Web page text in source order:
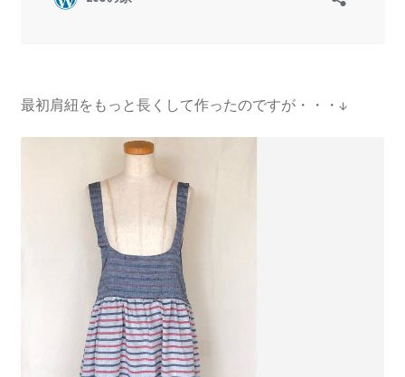
最初肩紐をもっと長くして作ったのですが・・・↓